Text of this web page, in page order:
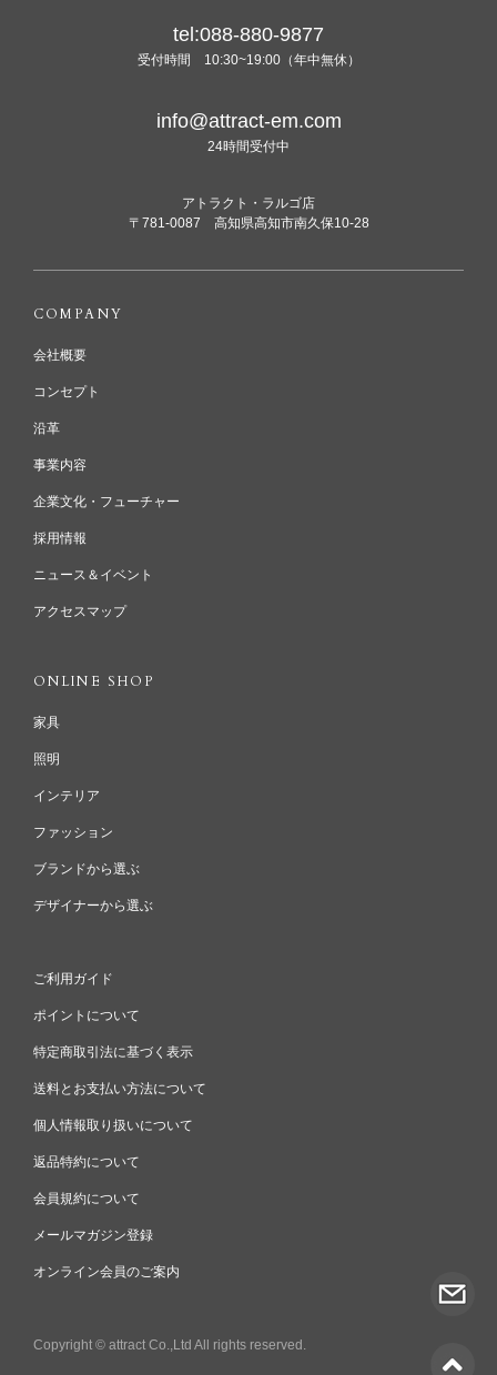
tel:088-880-9877
受付時間 10:30~19:00（年中無休）
info@attract-em.com
24時間受付中
アトラクト・ラルゴ店
〒781-0087 高知県高知市南久保10-28
COMPANY
会社概要
コンセプト
沿革
事業内容
企業文化・フューチャー
採用情報
ニュース＆イベント
アクセスマップ
ONLINE SHOP
家具
照明
インテリア
ファッション
ブランドから選ぶ
デザイナーから選ぶ
ご利用ガイド
ポイントについて
特定商取引法に基づく表示
送料とお支払い方法について
個人情報取り扱いについて
返品特約について
会員規約について
メールマガジン登録
オンライン会員のご案内
Copyright © attract Co.,Ltd All rights reserved.